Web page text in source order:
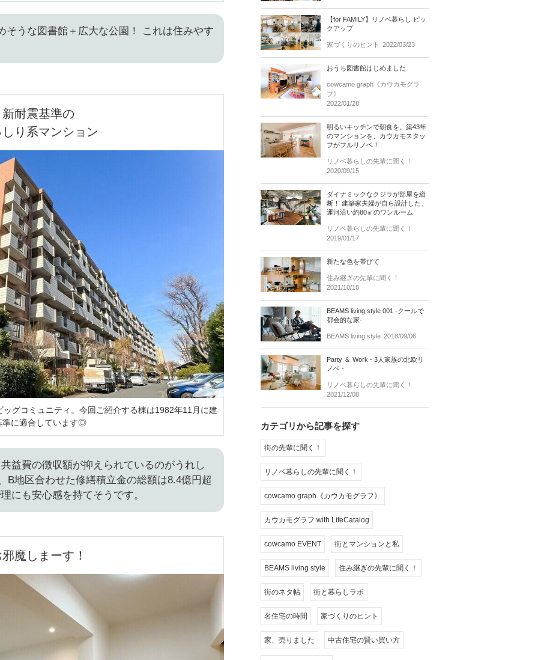
そうな図書館＋広大な公園！ これは住みやす
新耐震基準の
り系マンション
グコミュニティ。今回ご紹介する棟は1982年11月に建
準に適合しています◎
益費の徴収額が抑えられているのがうれし
B地区合わせた修繕積立金の総額は8.4億円超
にも安心感を持てそうです。
魔しまーす！
【for FAMILY】リノベ暮らし ピッ
クアップ
家づくりのヒント 2022/03/23
おうち図書館はじめました
cowcamo graph《カウカモグラ
フ》
2022/01/28
明るいキッチンで朝食を。築43年
のマンションを、カウカモスタッ
フがフルリノベ！
リノベ暮らしの先輩に聞く！
2020/09/15
ダイナミックなクジラが部屋を縦
断！ 建築家夫婦が自ら設計した、
運河沿い約80㎡のワンルーム
リノベ暮らしの先輩に聞く！
2019/01/17
新たな色を帯びて
住み継ぎの先輩に聞く！
2021/10/18
BEAMS living style 001 -クールで
都会的な家-
BEAMS living style 2018/09/06
Party ＆ Work - 3人家族の北欧リ
ノベ -
リノベ暮らしの先輩に聞く！
2021/12/08
カテゴリから記事を探す
街の先輩に聞く！
リノベ暮らしの先輩に聞く！
cowcamo graph《カウカモグラフ》
カウカモグラフ with LifeCatalog
cowcamo EVENT 街とマンションと私
BEAMS living style 住み継ぎの先輩に聞く！
街のネタ帖 街と暮らしラボ
名住宅の時間 家づくりのヒント
家、売りました 中古住宅の賢い買い方